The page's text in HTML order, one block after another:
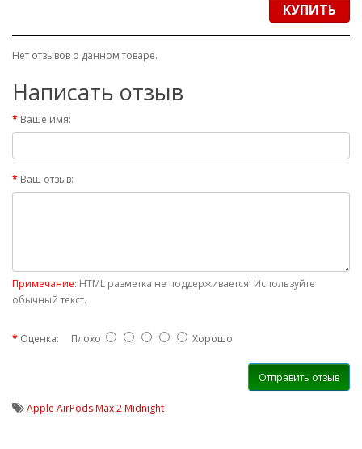
КУПИТЬ
Нет отзывов о данном товаре.
Написать отзыв
Ваше имя:
Ваш отзыв:
Примечание: HTML разметка не поддерживается! Используйте
обычный текст.
Оценка: Плохо Хорошо
Отправить отзыв
Apple AirPods Max 2 Midnight